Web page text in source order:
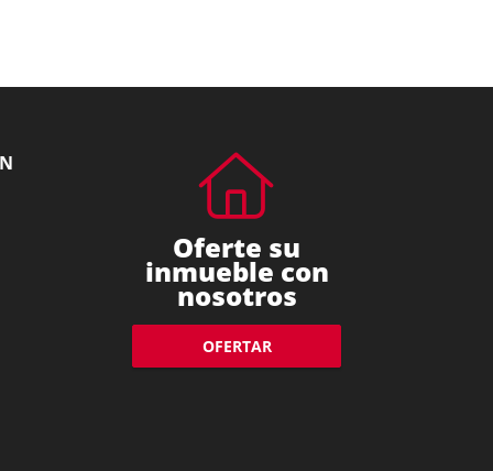
Oferte su
inmueble con
nosotros
OFERTAR